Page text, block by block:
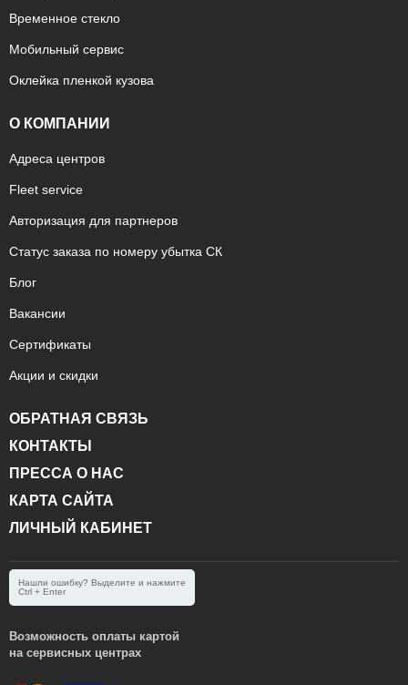
Временное стекло
Мобильный сервис
Оклейка пленкой кузова
О КОМПАНИИ
Адреса центров
Fleet service
Авторизация для партнеров
Статус заказа по номеру убытка СК
Блог
Вакансии
Сертификаты
Акции и скидки
ОБРАТНАЯ СВЯЗЬ
КОНТАКТЫ
ПРЕССА О НАС
КАРТА САЙТА
ЛИЧНЫЙ КАБИНЕТ
Нашли ошибку? Выделите и нажмите
Ctrl + Enter
Возможность оплаты картой
на сервисных центрах